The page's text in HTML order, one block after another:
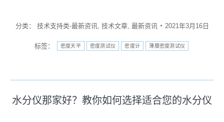
分类： 技术支持类-最新资讯 技术文章, 最新资讯 2021年3月16日
标签： 密度天平 密度测试仪 密度计 薄膜密度测试仪
历
水分仪那家好？教你如何选择适合您的水分仪